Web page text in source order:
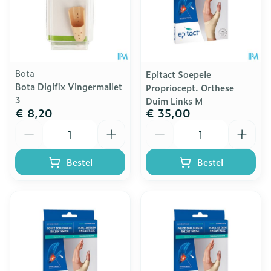
Bota
Bota Digifix Vingermallet
3
€ 8,20
Bestel
Epitact Soepele
Propriocept. Orthese
Duim Links M
€ 35,00
Bestel